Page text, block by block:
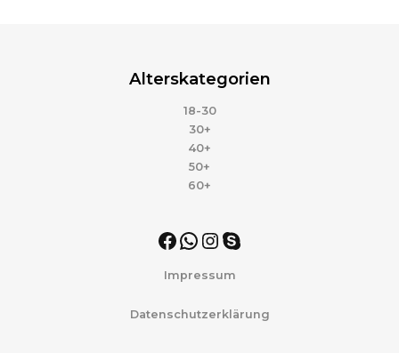
Alterskategorien
18-30
30+
40+
50+
60+
Impressum
Datenschutzerklärung